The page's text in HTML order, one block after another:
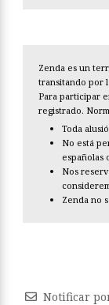
Zenda es un
transitando por
Para participar
registrado.
Toda
No está
españolas
Nos
Zenda no
Notificar